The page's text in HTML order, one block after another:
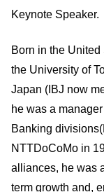
Keynote Speaker.
Born in the
the University of
Japan (IBJ now
he was a
Banking
NTTDoCoMo in
alliances, he was
term growth and,